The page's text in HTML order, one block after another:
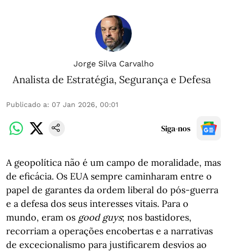
Jorge Silva Carvalho
Analista de Estratégia, Segurança e Defesa
Publicado a: 07 Jan 2026, 00:01
Siga-nos
A geopolítica não é um campo de moralidade, mas
de eficácia. Os EUA sempre caminharam entre o
papel de garantes da ordem liberal do pós-guerra
e a defesa dos seus interesses vitais. Para o
mundo, eram os good guys; nos bastidores,
recorriam a operações encobertas e a narrativas
de excecionalismo para justificarem desvios ao